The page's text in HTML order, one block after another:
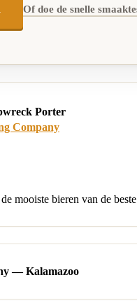
Of doe de snelle
Porter
Company
mooiste bieren van de
— Kalamazoo